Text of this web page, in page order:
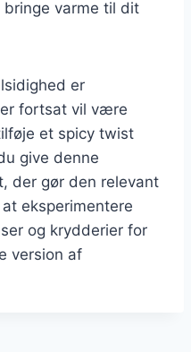
varme til dit
er
fortsat vil være
et spicy twist
give denne
der gør den relevant
eksperimentere
og krydderier for
version af